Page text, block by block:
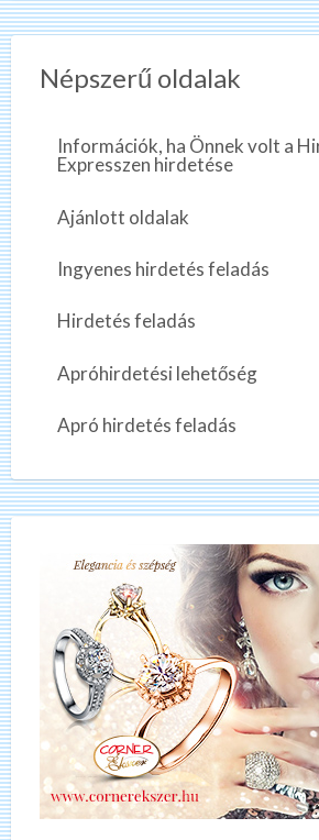
Népszerű oldalak
Információk, ha Önnek volt a
Expresszen hirdetése
Ajánlott oldalak
Ingyenes hirdetés feladás
Hirdetés feladás
Apróhirdetési lehetőség
Apró hirdetés feladás